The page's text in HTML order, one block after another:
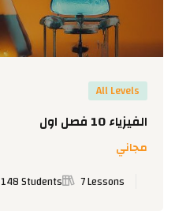
All Levels
الفيزياء 10 فصل اول
مجاني
7 Lessons
148 Students